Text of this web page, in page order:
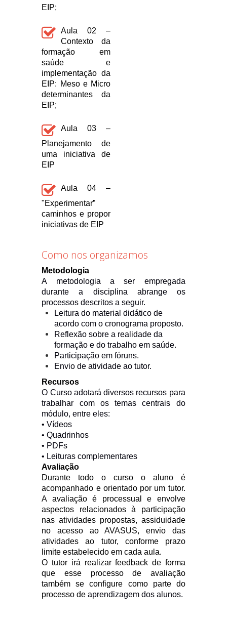
EIP;
Aula 02 –
Contexto da
formação em
saúde e
implementação da
EIP: Meso e Micro
determinantes da
EIP;
Aula 03 –
Planejamento de
uma iniciativa de
EIP
Aula 04 –
"Experimentar”
caminhos e propor
iniciativas de EIP
Como nos organizamos
Metodologia
A metodologia a ser empregada
durante a disciplina abrange os
processos descritos a seguir.
Leitura do material didático de
acordo com o cronograma proposto.
Reflexão sobre a realidade da
formação e do trabalho em saúde.
Participação em fóruns.
Envio de atividade ao tutor.
Recursos
O Curso adotará diversos recursos para
trabalhar com os temas centrais do
módulo, entre eles:
• Vídeos
• Quadrinhos
• PDFs
• Leituras complementares
Avaliação
Durante todo o curso o aluno é
acompanhado e orientado por um tutor.
A avaliação é processual e envolve
aspectos relacionados à participação
nas atividades propostas, assiduidade
no acesso ao AVASUS, envio das
atividades ao tutor, conforme prazo
limite estabelecido em cada aula.
O tutor irá realizar feedback de forma
que esse processo de avaliação
também se configure como parte do
processo deaprendizagem dos alunos.